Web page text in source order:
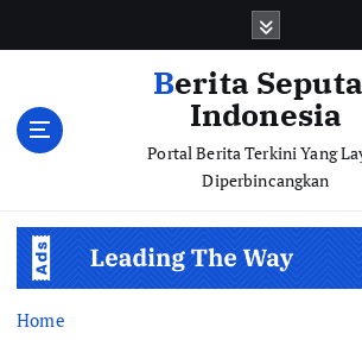
Berita Seputar
Indonesia
Portal Berita Terkini Yang
Diperbincangkan
Home